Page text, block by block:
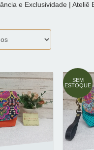
e Exclusividade | Ateliê
SEM
ESTOQUE